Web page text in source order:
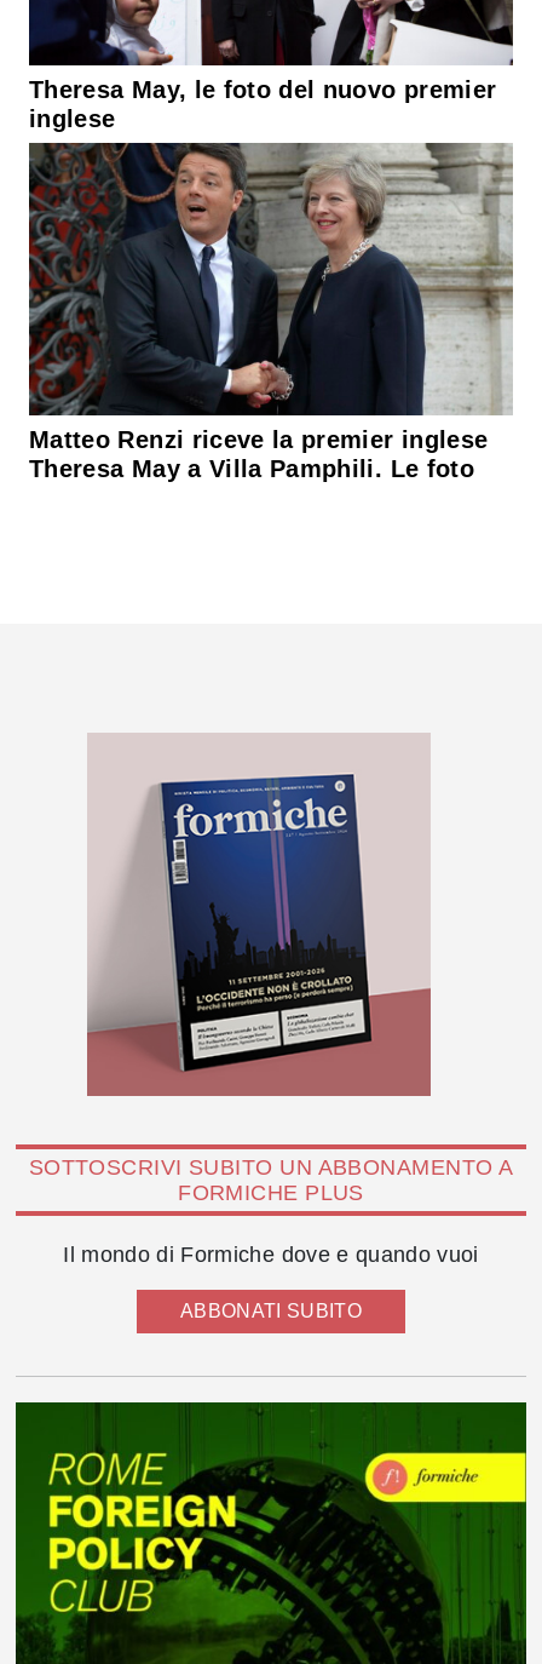
Theresa May, le foto del nuovo premier
inglese
Matteo Renzi riceve la premier inglese
Theresa May a Villa Pamphili. Le foto
SOTTOSCRIVI SUBITO UN ABBONAMENTO A
FORMICHE PLUS
Il mondo di Formiche dove e quando vuoi
ABBONATI SUBITO